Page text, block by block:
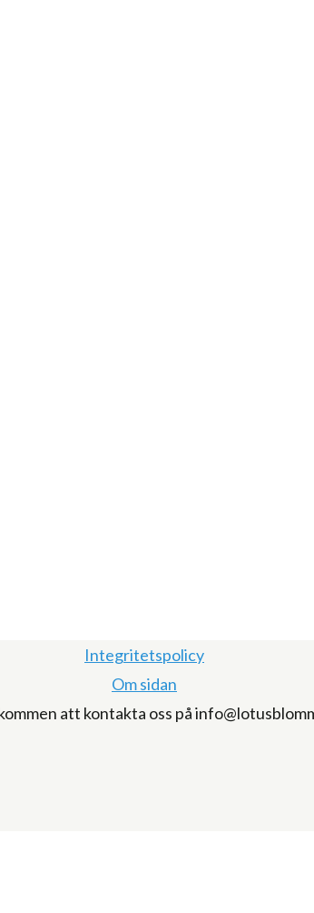
Integritetspolicy
Om sidan
att kontakta oss på